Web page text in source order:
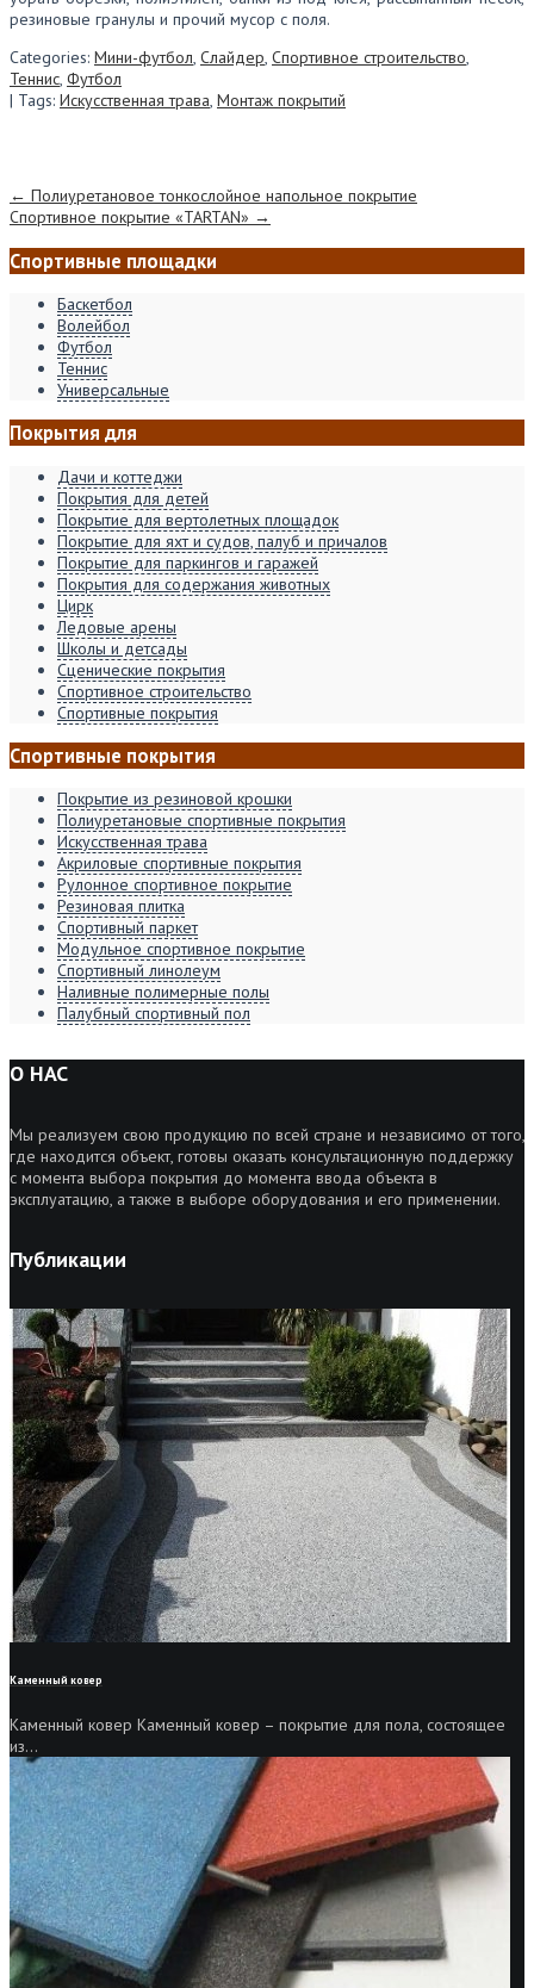
резиновые гранулы и прочий мусор с поля.
Categories: Мини-футбол, Слайдер, Спортивное строительство,
Теннис, Футбол
| Tags: Искусственная трава, Монтаж покрытий
← Полиуретановое тонкослойное напольное покрытие
Спортивное покрытие «TARTAN» →
Спортивные площадки
Баскетбол
Волейбол
Футбол
Теннис
Универсальные
Покрытия для
Дачи и коттеджи
Покрытия для детей
Покрытие для вертолетных площадок
Покрытие для яхт и судов, палуб и причалов
Покрытие для паркингов и гаражей
Покрытия для содержания животных
Цирк
Ледовые арены
Школы и детсады
Сценические покрытия
Спортивное строительство
Спортивные покрытия
Спортивные покрытия
Покрытие из резиновой крошки
Полиуретановые спортивные покрытия
Искусственная трава
Акриловые спортивные покрытия
Рулонное спортивное покрытие
Резиновая плитка
Спортивный паркет
Модульное спортивное покрытие
Спортивный линолеум
Наливные полимерные полы
Палубный спортивный пол
О НАС
Мы реализуем свою продукцию по всей стране и независимо от того,
где находится объект, готовы оказать консультационную поддержку
с момента выбора покрытия до момента ввода объекта в
эксплуатацию, а также в выборе оборудования и его применении.
Публикации
Каменный ковер
Каменный ковер Каменный ковер – покрытие для пола, состоящее
из...